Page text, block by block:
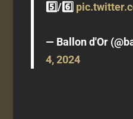
5️⃣/6️⃣
— Ballon d'Or
4, 2024